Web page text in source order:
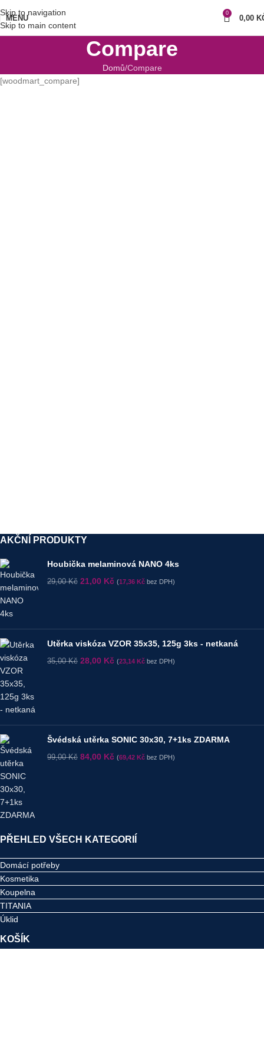
Skip to navigation
Skip to main content
MENU
0
0,00
Compare
Domů Compare
[woodmart_compare]
AKČNÍ PRODUKTY
Houbička melaminová NANO 4ks
29,00Kč 21,00 Kč (17,36 Kč bez DPH)
Utěrka viskóza VZOR 35x35, 125g 3ks - netkaná
35,00Kč 28,00 Kč (23,14 Kč bez DPH)
Švédská utěrka SONIC 30x30, 7+1ks ZDARMA
99,00Kč 84,00 Kč (69,42 Kč bez DPH)
PŘEHLED VŠECH KATEGORIÍ
Domácí potřeby
Kosmetika
Koupelna
TITANIA
Úklid
KOŠÍK